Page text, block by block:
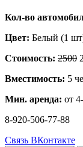
Кол-во
Цвет: Белый (1
Стоимость: 2500
Вместимость: 5
Мин. аренда: от
8-920-506-77-88
Связь ВКонтакте